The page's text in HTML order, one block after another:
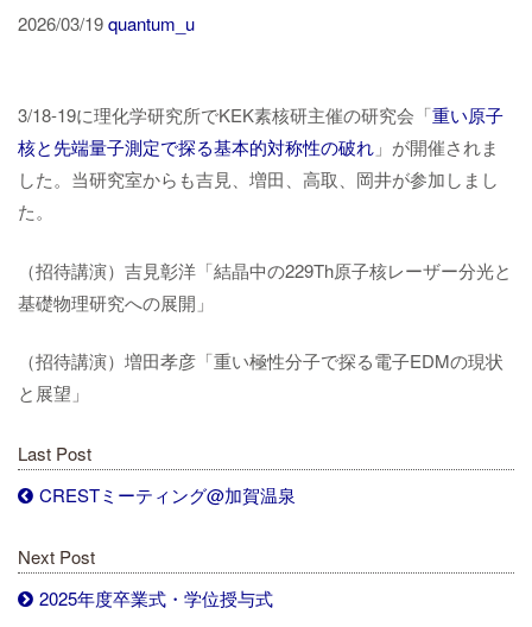
2026/03/19quantum_u
3/18-19に理化学研究所でKEK素核研主催の研究会「重い原子
核と先端量子測定で探る基本的対称性の破れ 」が開催されま
した。当研究室からも吉見、増田、高取、岡井が参加しまし
た。
（招待講演）吉見彰洋「結晶中の229Th原子核レーザー分光と
基礎物理研究への展開」
（招待講演）増田孝彦「重い極性分子で探る電子EDMの現状
と展望」
Last Post
CRESTミーティング@加賀温泉
Next Post
2025年度卒業式・学位授与式